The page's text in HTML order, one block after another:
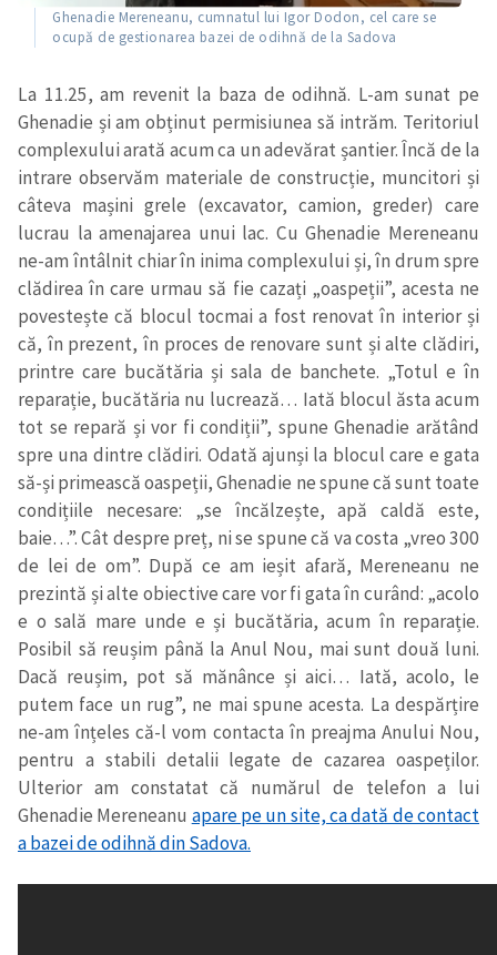
Ghenadie Mereneanu, cumnatul lui Igor Dodon, cel care se
ocupă de gestionarea bazei de odihnă de la Sadova
La 11.25, am revenit la baza de odihnă. L-am sunat pe
Ghenadie șiam obținut permisiunea să intrăm. Teritoriul
complexului arată acum ca un adevărat șantier. Încă de la
intrare observăm materiale de construcție, muncitori și
câteva mașini grele (excavator, camion, greder) care
lucrau la amenajarea unui lac. Cu Ghenadie Mereneanu
ne-am întâlnit chiar în inima complexului și, în drum spre
clădirea în care urmau să fie cazați „oaspeții”, acesta ne
povestește că blocul tocmai a fost renovat în interior și
că, în prezent, în proces de renovare sunt și alte clădiri,
printre care bucătăria și sala de banchete. „Totul e în
reparație, bucătăria nu lucrează… Iată blocul ăsta acum
tot se repară și vor fi condiții”, spune Ghenadie arătând
spre una dintre clădiri. Odată ajunși la blocul care e gata
să-și primească oaspeții, Ghenadie ne spune că sunt toate
condițiile necesare: „se încălzește, apă caldă este,
baie…”. Cât despre preț, ni se spune că va costa „vreo 300
de lei de om”. După ce am ieșit afară, Mereneanu ne
prezintă și alte obiective care vor fi gata în curând: „acolo
e o sală mare unde e și bucătăria, acum în reparație.
Posibil să reușim până la Anul Nou, mai sunt două luni.
Dacă reușim, pot să mănânce și aici… Iată, acolo, le
putem face un rug”, ne mai spune acesta. La despărțire
ne-am înțeles că-l vom contacta în preajma Anului Nou,
pentru a stabili detalii legate de cazarea oaspeților.
Ulterior am constatat că numărul de telefon a lui
Ghenadie Mereneanu apare pe un site, ca dată de contact
a bazei de odihnă din Sadova.